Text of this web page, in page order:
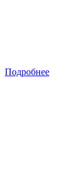
Подробнее